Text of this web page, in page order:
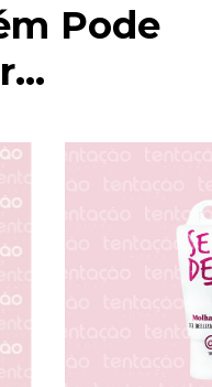
Pode